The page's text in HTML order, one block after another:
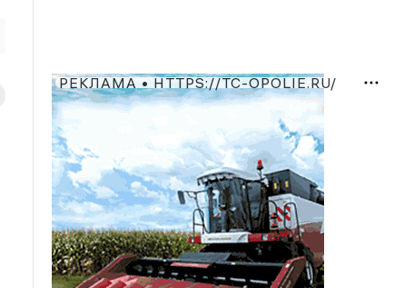
РЕКЛАМА • HTTPS://TC-OPOLIE.RU/